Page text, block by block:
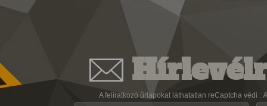
A feliratkozó űrlapokat láthatatlan reCaptcha védi :